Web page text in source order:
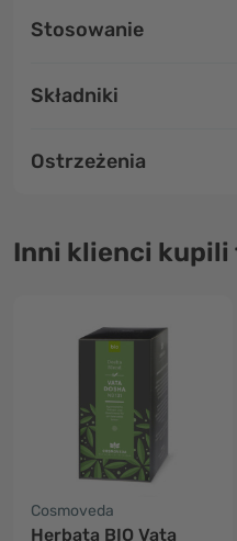
Stosowanie
Składniki
Ostrzeżenia
Inni klienci kupili
Cosmoveda
Herbata BIO Vata